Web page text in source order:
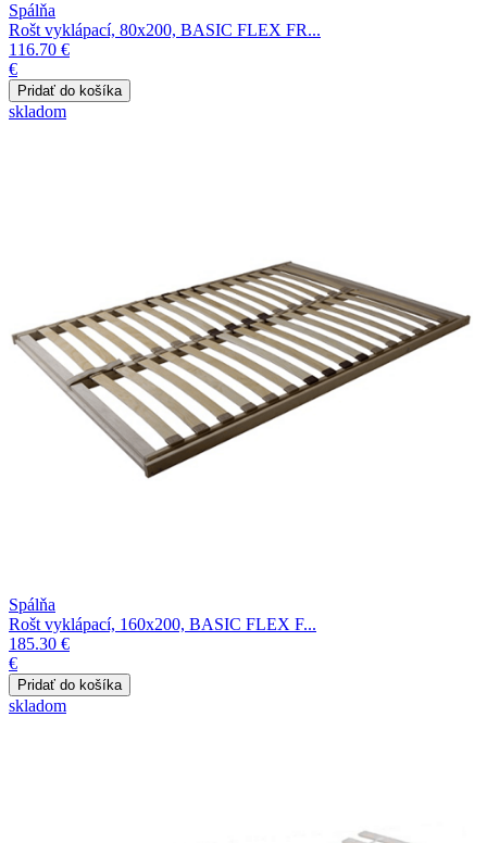
Spálňa
Rošt vyklápací, 80x200, BASIC FLEX FR...
116.70 €
€
skladom
Spálňa
Rošt vyklápací, 160x200, BASIC FLEX F...
185.30 €
€
skladom